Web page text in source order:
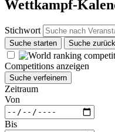
Wettkampf-
Stichwort
Suche starten Suche
Competitions anzeigen
Suche verfeinern
Zeitraum
Von
Bis